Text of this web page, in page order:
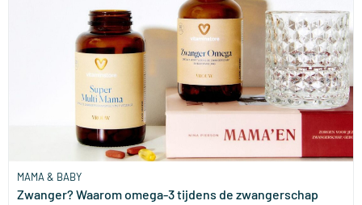
MAMA & BABY
Zwanger? Waarom omega-3 tijdens de zwangerschap